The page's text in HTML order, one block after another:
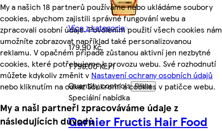
My a našich 18 partnerů používáme nebo ukládáme soubory
cookies, abychom zajistili správné fungování webu a
zpracovali osobní údaje. Povolením použití všech cookies nám
umožníte zobrazovat například také personalizovanou
reklamu. V opačném případě zůstanou aktivní jen nezbytné
cookies, které potřebujeme k provozu webu. Své rozhodnutí
můžete kdykoliv změnit v Nastavení ochrany osobních údajů
nebo kliknutím na odkaz Soukromí a cookies v patičce webu.
My a naši partneři zpracováváme údaje z
následujících důvodů
Více z kategorie
179,90 Kč
1 799,00 Kč/l
Quantity controls Přidat
Speciální nabídka
Garnier Fructis Hair Food